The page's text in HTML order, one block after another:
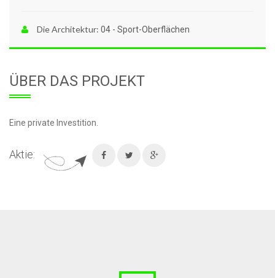
Die Architektur: 04 - Sport-Oberflächen
ÜBER DAS PROJEKT
Eine private Investition.
Aktie: